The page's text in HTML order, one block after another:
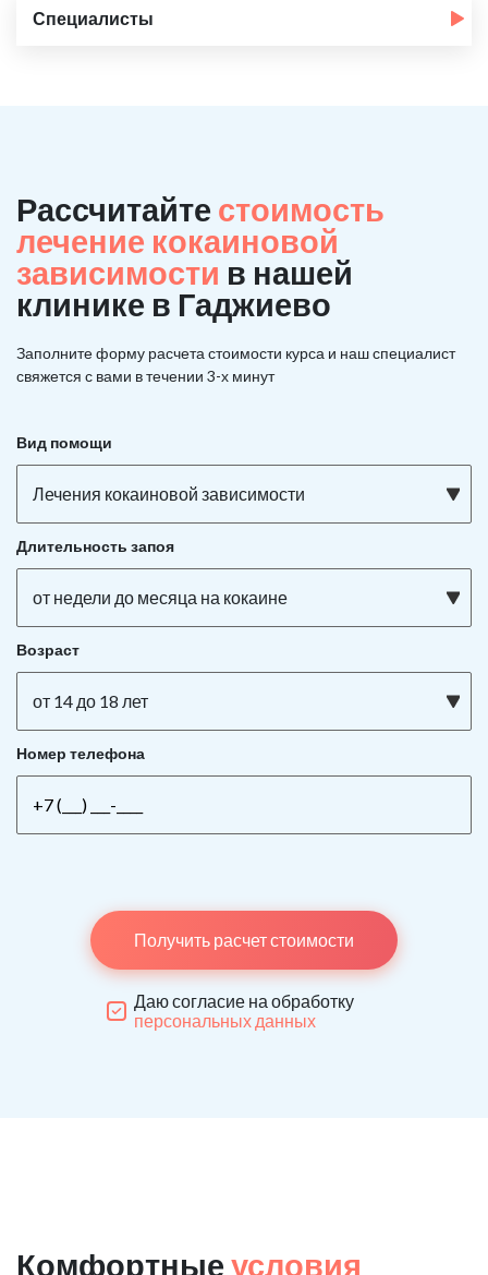
Специалисты
Рассчитайте стоимость
лечение кокаиновой
зависимости в нашей
клинике в Гаджиево
Заполните форму расчета стоимости курса и наш специалист
свяжется с вами в течении 3-х минут
Вид помощи
Лечения кокаиновой зависимости
Длительность запоя
от недели до месяца на кокаине
Возраст
от 14 до 18 лет
Номер телефона
Получить расчет стоимости
Даю согласие на обработку
персональных данных
Комфортные условия